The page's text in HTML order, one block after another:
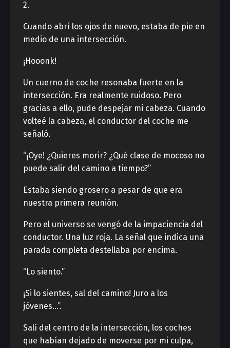
2.
Cuando abrí los ojos de nuevo, estaba de pie en
medio de una intersección.
¡Hooonk!
Un cuerno de coche resonaba fuerte en la
intersección. Era realmente ruidoso. Pero
gracias a ello, pude despejar mi cabeza. Cuando
volteé la cabeza, el conductor del coche me
señaló.
“¡Oye! ¿Quieres morir? ¿Qué clase de mocoso no
puede salir del camino a tiempo?”
Estaba siendo grosero a pesar de que era
nuestra primera reunión.
Pero el universo se vengó de la impaciencia del
conductor. Una luz roja. La señal que indica una
parada completa destellaba por encima.
“Lo siento.”
¡Si lo sientes, sal del camino! Juro a los
jóvenes…”.
Salí del centro de la intersección, los coches
que habían dejado de moverse por mi culpa,